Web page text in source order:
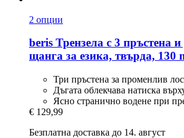
2 опции
beris Трензела с 3 пръстена
щанга за езика, твърда, 130
Три пръстена за променлив
Дъгата облекчава натиска
Ясно странично водене при
€ 129,99
Безплатна доставка до 14. август